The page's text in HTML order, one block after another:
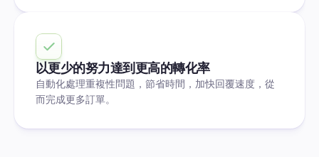
以更少的努力達到更高的轉化率
自動化處理重複性問題，節省時間，加快回覆速度，從
而完成更多訂單。